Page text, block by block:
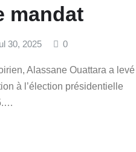
mandat
30, 2025 0
Alassane Ouattara a levé
à l’élection présidentielle